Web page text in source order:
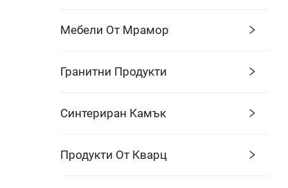
Мебели От Мрамор
Гранитни Продукти
Синтериран Камък
Продукти От Кварц